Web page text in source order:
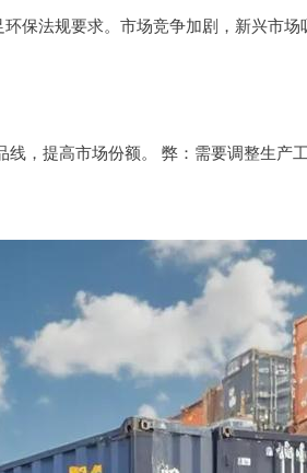
保法规要求。市场竞争加剧，新兴市
，提高市场份额。 弊：需要调整生产